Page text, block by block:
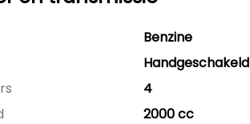
Benzine
Handgeschakeld
4
2000 cc